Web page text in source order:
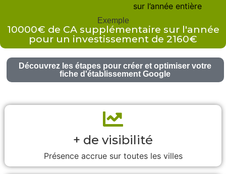
sur l’année entière
Exemple
10000€ de CA supplémentaire sur l'année
pour un investissement de 2160€
Découvrez les étapes pour créer et optimiser votre
fiche d'établissement Google
+ de visibilité
Présence accrue sur toutes les villes